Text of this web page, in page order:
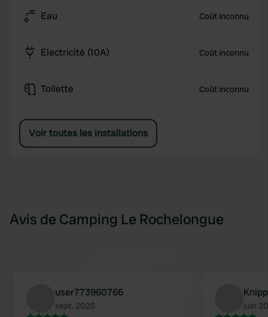
Eau Coût inconnu
Électricité (10A) Coût inconnu
Toilette Coût inconnu
Voir toutes les installations
Avis de Camping Le Rochelongue
user773960766
sept. 2025 juin